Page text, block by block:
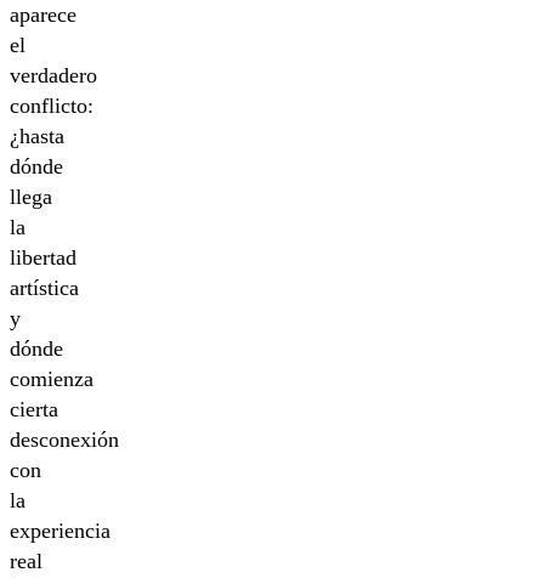
aparece
el
verdadero
conflicto:
¿hasta
dónde
llega
la
libertad
artística
y
dónde
comienza
cierta
desconexión
con
la
experiencia
real